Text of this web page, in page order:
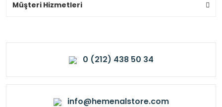
Müşteri Hizmetleri
0 (212) 438 50 34
info@hemenalstore.com